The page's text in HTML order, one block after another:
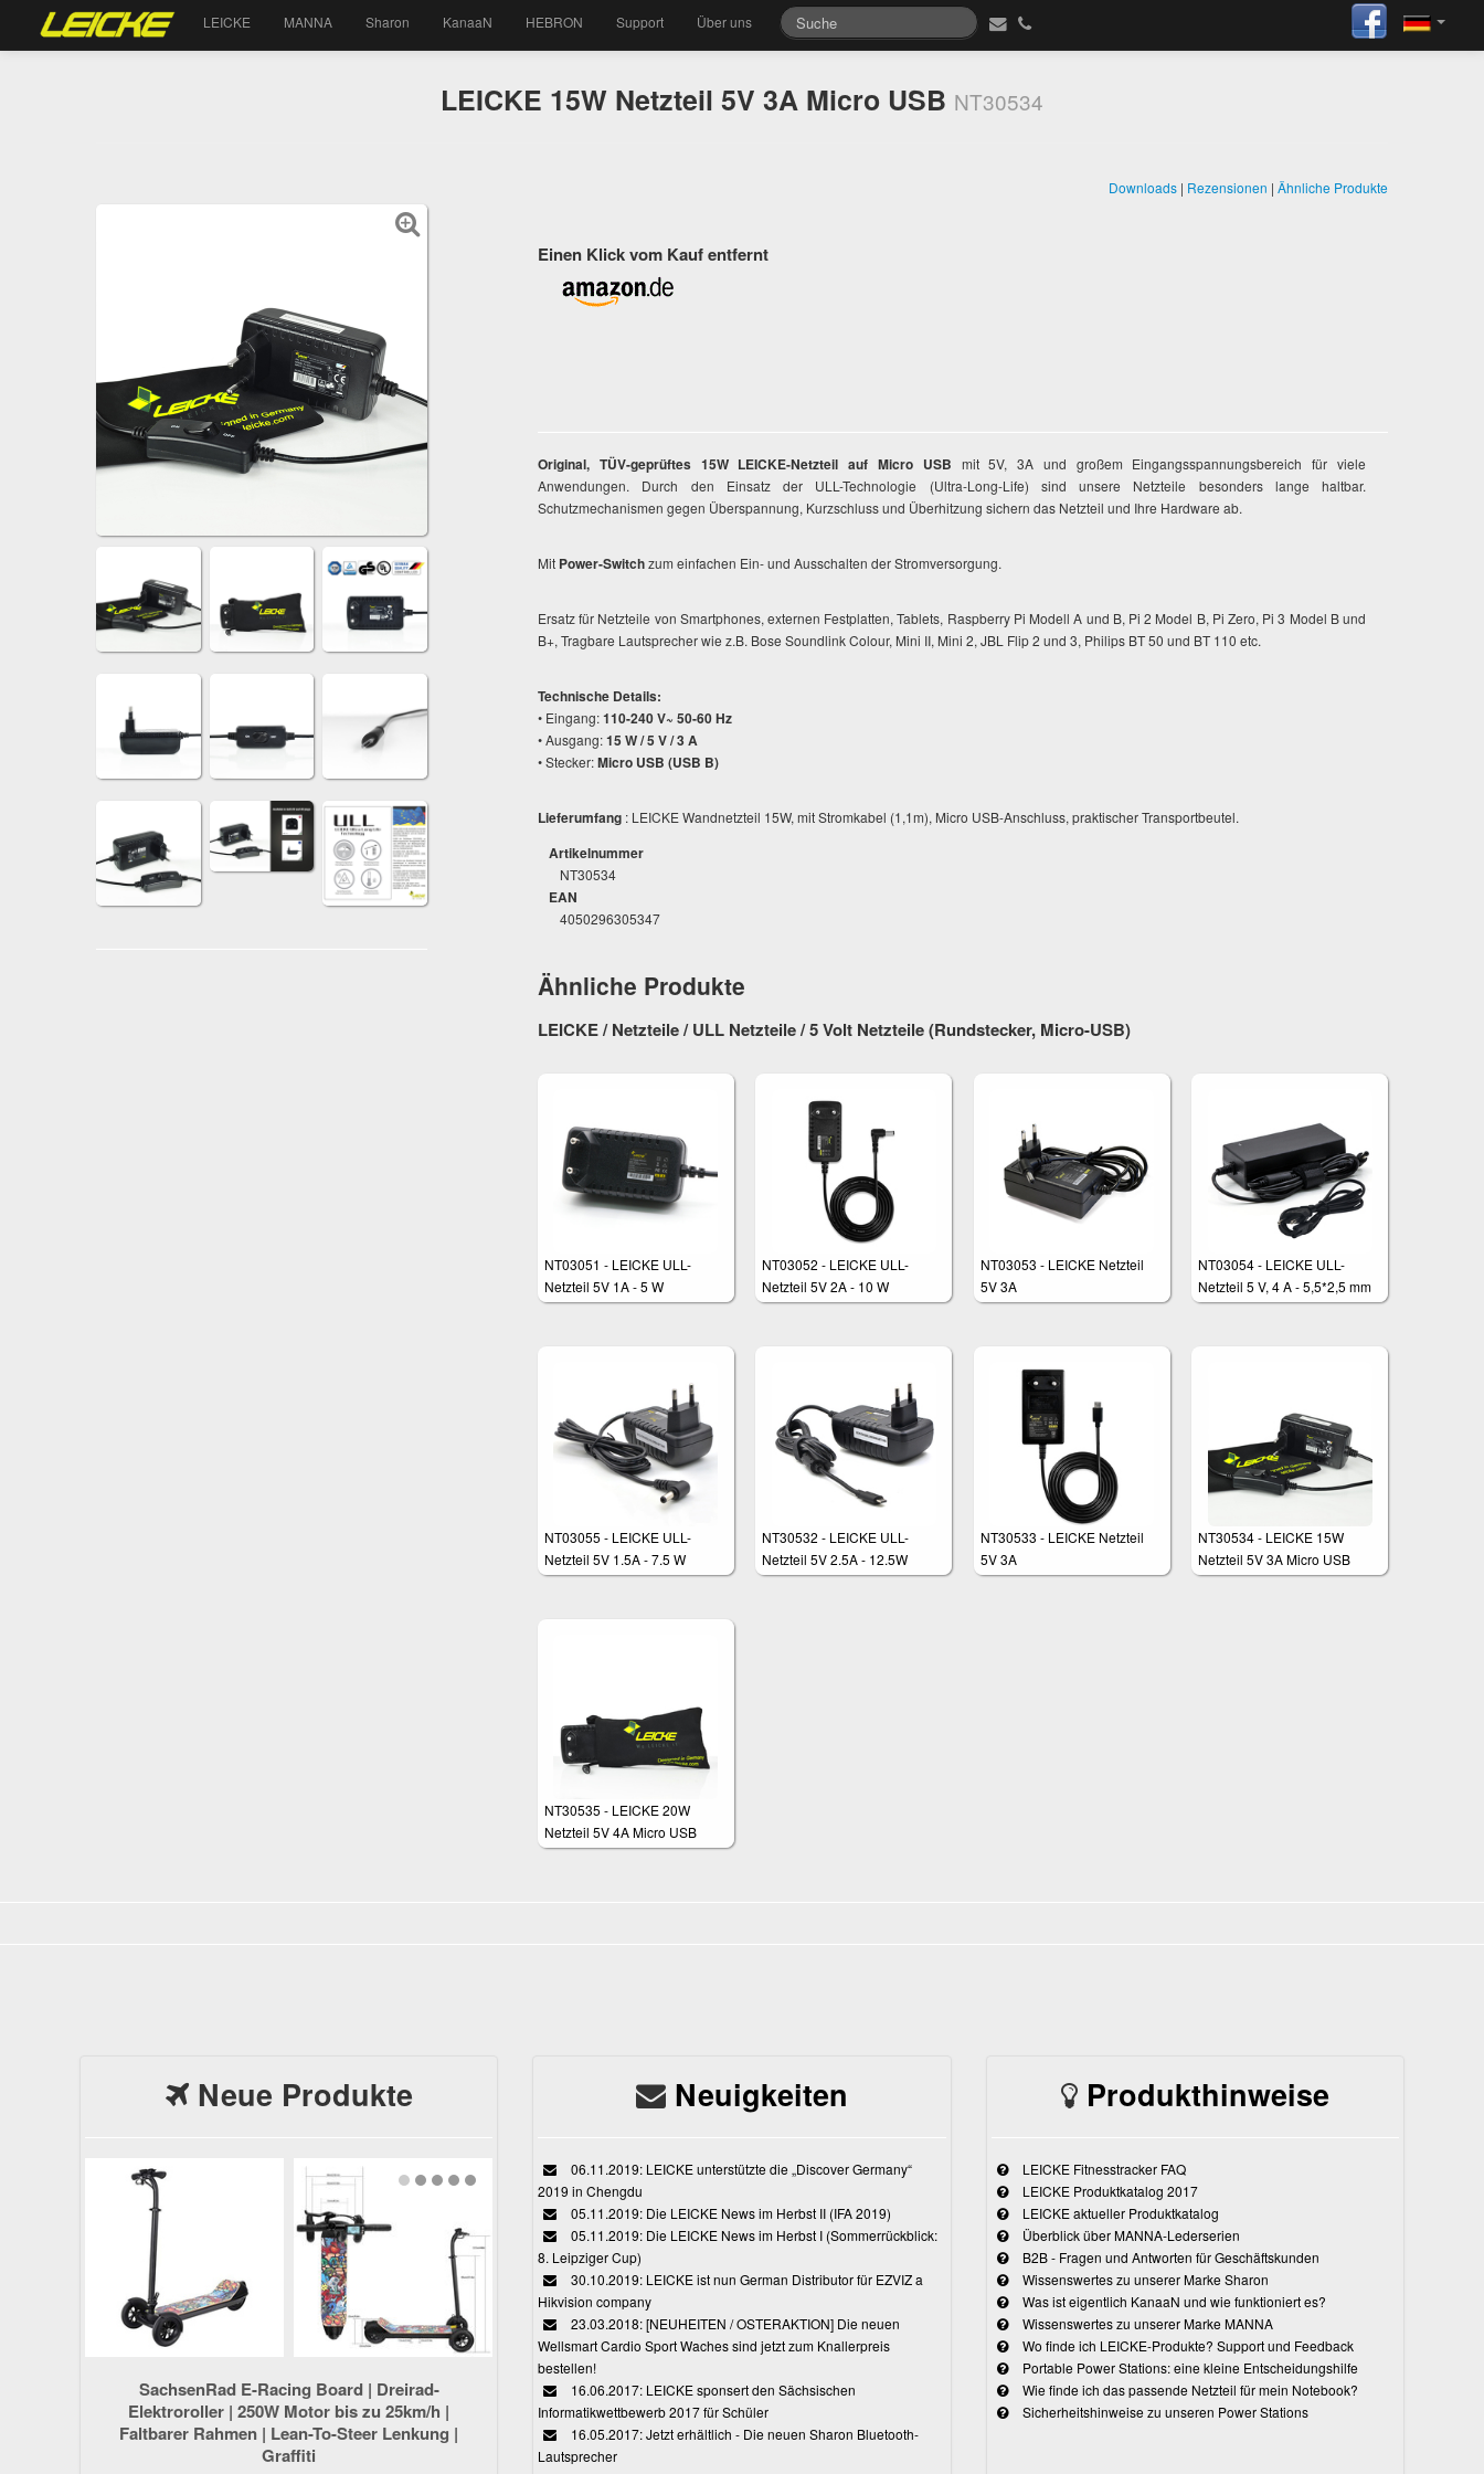
LEICKE MANNA Sharon KanaaN HEBRON Support Über uns
LEICKE 15W Netzteil 5V 3A Micro USB NT30534
Downloads | Rezensionen | Ähnliche Produkte
Einen Klick vom Kauf entfernt
Original, TÜV-geprüftes 15W LEICKE-Netzteil auf Micro USB mit 5V, 3A und großem Eingangsspannungsbereich für viele
Anwendungen. Durch den Einsatz der ULL-Technologie (Ultra-Long-Life) sind unsere Netzteile besonders lange haltbar.
Schutzmechanismen gegen Überspannung, Kurzschluss und Überhitzung sichern das Netzteil und Ihre Hardware ab.
Mit Power-Switchzum einfachen Ein- und Ausschalten der Stromversorgung.
Ersatz für Netzteile von Smartphones, externen Festplatten, Tablets, Raspberry Pi Modell A und B, Pi 2 Model B, Pi Zero, Pi 3 Model B und
B+, Tragbare Lautsprecher wie z.B. Bose Soundlink Colour, Mini II, Mini 2, JBL Flip 2 und 3, Philips BT 50 und BT 110 etc.
Technische Details:
• Eingang:110-240 V~ 50-60 Hz
• Ausgang:15 W / 5 V / 3 A
• Stecker:Micro USB (USB B)
Lieferumfang : LEICKE Wandnetzteil 15W, mit Stromkabel (1,1m), Micro USB-Anschluss, praktischer Transportbeutel.
Artikelnummer
NT30534
EAN
4050296305347
Ähnliche Produkte
LEICKE / Netzteile / ULL Netzteile / 5 Volt Netzteile (Rundstecker, Micro-USB)
NT03051 - LEICKE ULL-
Netzteil 5V 1A - 5 W
NT03052 - LEICKE ULL-
Netzteil 5V 2A - 10 W
NT03053 - LEICKE Netzteil
5V 3A
NT03054 - LEICKE ULL-
Netzteil 5 V, 4 A - 5,5*2,5 mm
Stecker
NT03055 - LEICKE ULL-
Netzteil 5V 1.5A - 7.5 W
NT30532 - LEICKE ULL-
Netzteil 5V 2.5A - 12.5W
NT30533 - LEICKE Netzteil
5V 3A
NT30534 - LEICKE 15W
Netzteil 5V 3A Micro USB
NT30535 - LEICKE 20W
Netzteil 5V 4A Micro USB
Neue Produkte
SachsenRad E-Racing Board | Dreirad-
Elektroroller | 250W Motor bis zu 25km/h |
Faltbarer Rahmen | Lean-To-Steer Lenkung |
Graffiti
Neuigkeiten
06.11.2019: LEICKE unterstützte die „Discover Germany“
2019 in Chengdu
05.11.2019: Die LEICKE News im Herbst II (IFA 2019)
05.11.2019: Die LEICKE News im Herbst I (Sommerrückblick:
8. Leipziger Cup)
30.10.2019: LEICKE ist nun German Distributor für EZVIZ a
Hikvision company
23.03.2018: [NEUHEITEN / OSTERAKTION] Die neuen
Wellsmart Cardio Sport Waches sind jetzt zum Knallerpreis
bestellen!
16.06.2017: LEICKE sponsert den Sächsischen
Informatikwettbewerb 2017 für Schüler
16.05.2017: Jetzt erhältlich - Die neuen Sharon Bluetooth-
Lautsprecher
Produkthinweise
LEICKE Fitnesstracker FAQ
LEICKE Produktkatalog 2017
LEICKE aktueller Produktkatalog
Überblick über MANNA-Lederserien
B2B - Fragen und Antworten für Geschäftskunden
Wissenswertes zu unserer Marke Sharon
Was ist eigentlich KanaaN und wie funktioniert es?
Wissenswertes zu unserer Marke MANNA
Wo finde ich LEICKE-Produkte? Support und Feedback
Portable Power Stations: eine kleine Entscheidungshilfe
Wie finde ich das passende Netzteil für mein Notebook?
Sicherheitshinweise zu unseren Power Stations